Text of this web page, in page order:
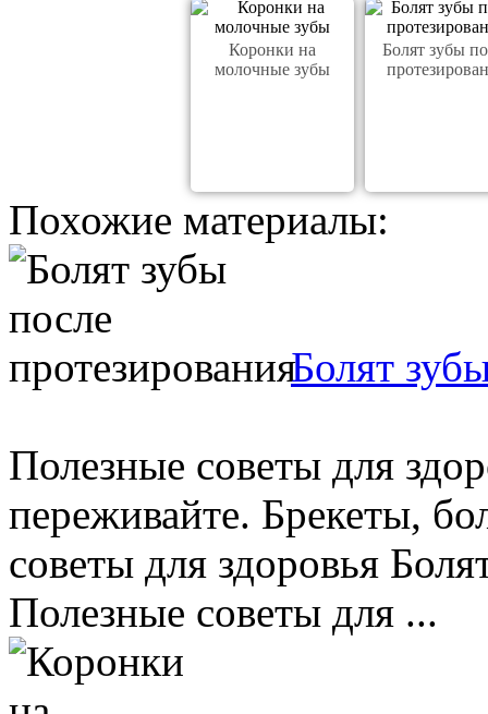
Коронки на
молочные зубы
Болят зубы
Похожие материалы:
Болят
Полезные советы для
переживайте. Брекеты,
советы для здоровья
Полезные советы для ...